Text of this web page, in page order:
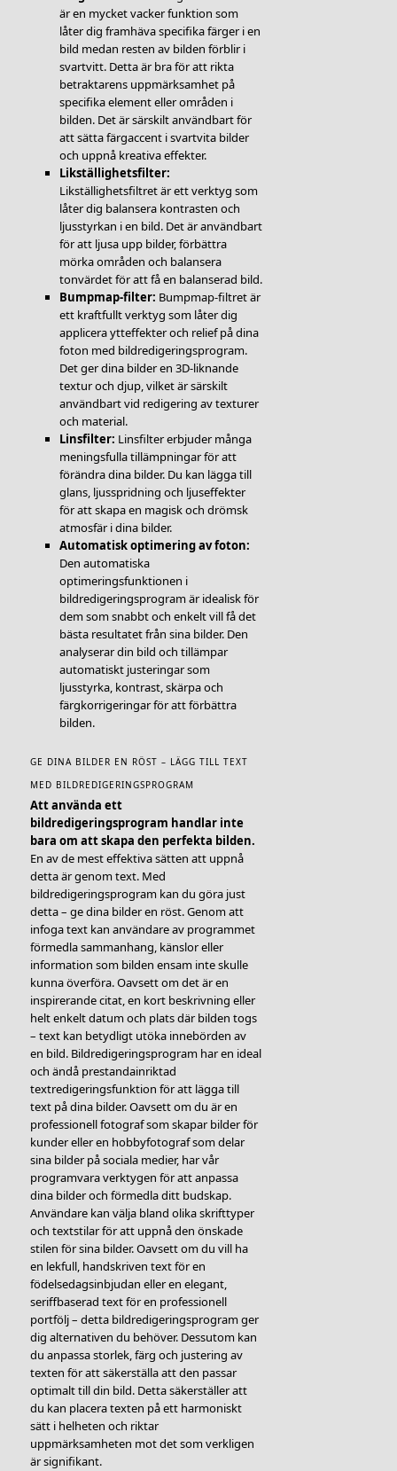
är en mycket vacker funktion som
låter dig framhäva specifika färger i en
bild medan resten av bilden förblir i
svartvitt. Detta är bra för att rikta
betraktarens uppmärksamhet på
specifika element eller områden i
bilden. Det är särskilt användbart för
att sätta färgaccent i svartvita bilder
och uppnå kreativa effekter.
Likställighetsfilter:
Likställighetsfiltret är ett verktyg som
låter dig balansera kontrasten och
ljusstyrkan i en bild. Det är användbart
för att ljusa upp bilder, förbättra
mörka områden och balansera
tonvärdet för att få en balanserad bild.
Bumpmap-filter: Bumpmap-filtret är
ett kraftfullt verktyg som låter dig
applicera ytteffekter och relief på dina
foton med bildredigeringsprogram.
Det ger dina bilder en 3D-liknande
textur och djup, vilket är särskilt
användbart vid redigering av texturer
och material.
Linsfilter: Linsfilter erbjuder många
meningsfulla tillämpningar för att
förändra dina bilder. Du kan lägga till
glans, ljusspridning och ljuseffekter
för att skapa en magisk och drömsk
atmosfär i dina bilder.
Automatisk optimering av foton:
Den automatiska
optimeringsfunktionen i
bildredigeringsprogram är idealisk för
dem som snabbt och enkelt vill få det
bästa resultatet från sina bilder. Den
analyserar din bild och tillämpar
automatiskt justeringar som
ljusstyrka, kontrast, skärpa och
färgkorrigeringar för att förbättra
bilden.
GE DINA BILDER EN RÖST – LÄGG TILL TEXT
MED BILDREDIGERINGSPROGRAM
Att använda ett
bildredigeringsprogram handlar inte
bara om att skapa den perfekta bilden.
En av de mest effektiva sätten att uppnå
detta är genom text. Med
bildredigeringsprogram kan du göra just
detta – ge dina bilder en röst. Genom att
infoga text kan användare av programmet
förmedla sammanhang, känslor eller
information som bilden ensam inte skulle
kunna överföra. Oavsett om det är en
inspirerande citat, en kort beskrivning eller
helt enkelt datum och plats där bilden togs
– text kan betydligt utöka innebörden av
en bild. Bildredigeringsprogram har en ideal
och ändå prestandainriktad
textredigeringsfunktion för att lägga till
text på dina bilder. Oavsett om du är en
professionell fotograf som skapar bilder för
kunder eller en hobbyfotograf som delar
sina bilder på sociala medier, har vår
programvara verktygen för att anpassa
dina bilder och förmedla ditt budskap.
Användare kan välja bland olika skrifttyper
och textstilar för att uppnå den önskade
stilen för sina bilder. Oavsett om du vill ha
en lekfull, handskriven text för en
födelsedagsinbjudan eller en elegant,
seriffbaserad text för en professionell
portfölj – detta bildredigeringsprogram ger
dig alternativen du behöver. Dessutom kan
du anpassa storlek, färg och justering av
texten för att säkerställa att den passar
optimalt till din bild. Detta säkerställer att
du kan placera texten på ett harmoniskt
sätt i helheten och riktar
uppmärksamheten mot det som verkligen
är signifikant.